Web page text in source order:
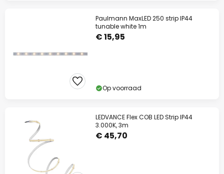
Paulmann MaxLED 250 strip IP44
tunable white 1m
€ 15,95
Op voorraad
LEDVANCE Flex COB LED Strip IP44
3.000K, 3m
€ 45,70